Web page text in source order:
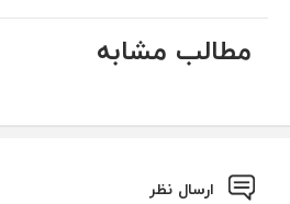
مطالب مشابه
ارسال نظر